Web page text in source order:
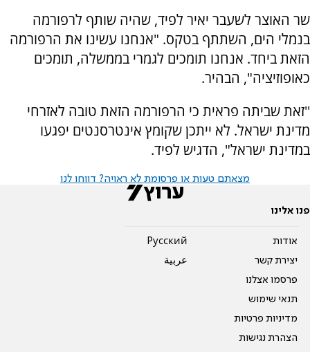
שר האוצר לשעבר יאיר לפיד, שהיה שותף לרפורמה
בנמלי הים, השתתף בטקס. "אנחנו עשינו את הרפורמה
הזאת ביחד. אנחנו תומכים לגמרי בממשלה, תומכים
כאופוזיציה", הבהיר.
''זאת שביתה פראית כי הרפורמה הזאת טובה לאזרחי
מדינת ישראל. לא ייתכן שקומץ אינטרסנטים יפגעו
במדינת ישראל", הדגיש לפיד.
מצאתם טעות או פרסומת לא ראויה? דווחו לנו
פנו אלינו
אודות
יצירת קשר
פרסמו אצלנו
תנאי שימוש
מדיניות פרטיות
הצהרת נגישות
Pусский
عربية